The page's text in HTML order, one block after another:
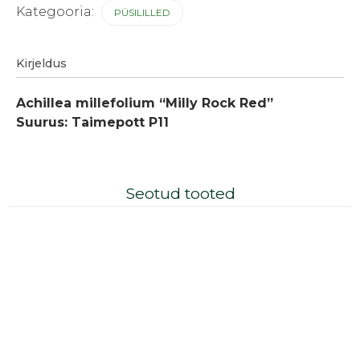
kogus
Kategooria: PÜSILILLED
Kirjeldus
Achillea millefolium “Milly Rock Red”
Suurus: Taimepott P11
Seotud tooted